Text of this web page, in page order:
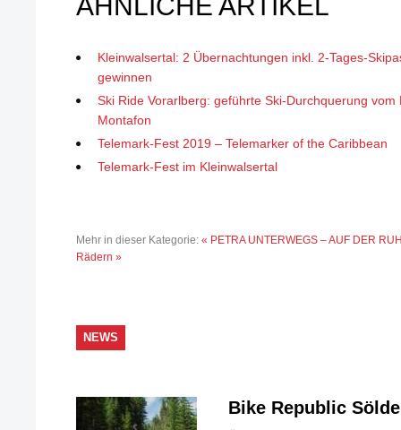
ÄHNLICHE ARTIKEL
Kleinwalsertal: 2 Übernachtungen inkl. 2-Tages-
gewinnen
Ski Ride Vorarlberg: geführte Ski-Durchquerung vom
Montafon
Telemark-Fest 2019 – Telemarker of the Caribbean
Telemark-Fest im Kleinwalsertal
Mehr in dieser Kategorie: « PETRA UNTERWEGS – AUF DER
Rädern »
NEWS
Bike Republic